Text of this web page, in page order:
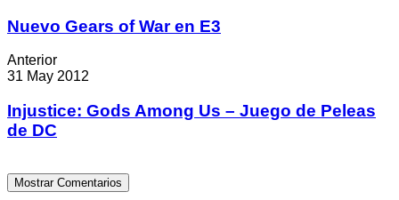
Nuevo Gears of War en E3
Anterior
31 May 2012
Injustice: Gods Among Us – Juego de Peleas
de DC
Mostrar Comentarios